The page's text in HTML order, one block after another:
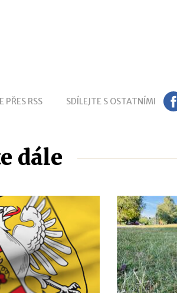
PŘES RSS SDÍLEJTE S OSTATNÍMI FB
dále